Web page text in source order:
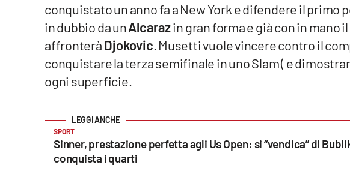
conquistato un anno fa a New York e difendere il primo
in dubbio da unAlcarazin gran forma e già con in mano
affronteràDjokovic . Musetti vuole vincere contro il
conquistare la terza semifinale in uno Slam ( e
ogni superficie.
SPORT
Sinner, prestazione perfetta agli Us Open: si “vendica” di
conquista i quarti